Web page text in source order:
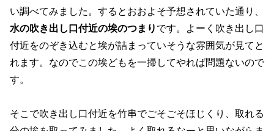
い調べてみました。するとおおよそ予想されていた通り、
水の吹き出し口付近の埃のつまり です。よーく吹き出し口
付近をのぞき込むと埃が詰まっていそうな雰囲気が見てと
れます。なのでこの埃どもを一掃してやれば問題ないので
す。
そこで吹き出し口付近を竹串でごそごそほじくり、取れる